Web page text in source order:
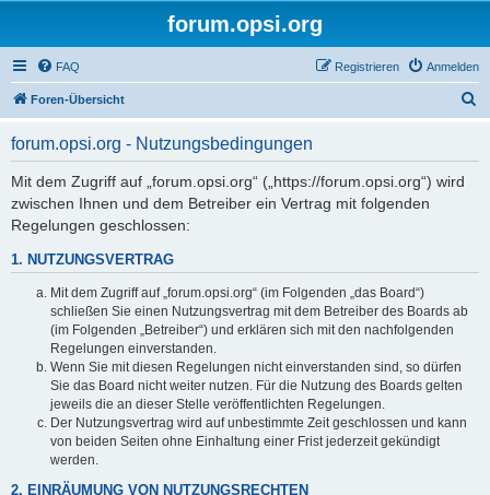
forum.opsi.org
FAQ Anmelden
Registrieren
Foren-Übersicht
forum.opsi.org - Nutzungsbedingungen
Mit dem Zugriff auf „forum.opsi.org“ („https://forum.opsi.org“) wird
zwischen Ihnen und dem Betreiber ein Vertrag mit folgenden
Regelungen geschlossen:
1. NUTZUNGSVERTRAG
Mit dem Zugriff auf „forum.opsi.org“ (im Folgenden „das Board“)
schließen Sie einen Nutzungsvertrag mit dem Betreiber des Boards ab
(im Folgenden „Betreiber“) und erklären sich mit den nachfolgenden
Regelungen einverstanden.
Wenn Sie mit diesen Regelungen nicht einverstanden sind, so dürfen
Sie das Board nicht weiter nutzen. Für die Nutzung des Boards gelten
jeweils die an dieser Stelle veröffentlichten Regelungen.
Der Nutzungsvertrag wird auf unbestimmte Zeit geschlossen und kann
von beiden Seiten ohne Einhaltung einer Frist jederzeit gekündigt
werden.
2. EINRÄUMUNG VON NUTZUNGSRECHTEN